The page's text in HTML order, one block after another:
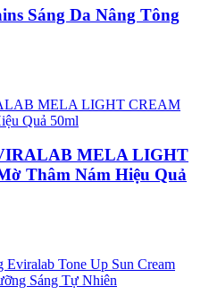
Sáng Da Nâng Tông
MELA LIGHT
Thâm Nám Hiệu Quả